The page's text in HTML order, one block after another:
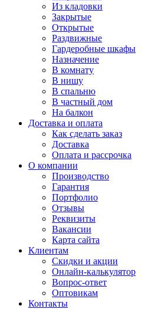
Из кладовки
Закрытые
Открытые
Раздвижные
Гардеробные шкафы
Назначение
В комнату
В нишу
В спальню
В частный дом
На балкон
Доставка и оплата
Как сделать заказ
Доставка
Оплата и рассрочка
О компании
Производство
Гарантия
Портфолио
Отзывы
Реквизиты
Вакансии
Карта сайта
Клиентам
Скидки и акции
Онлайн-калькулятор
Вопрос-ответ
Оптовикам
Контакты